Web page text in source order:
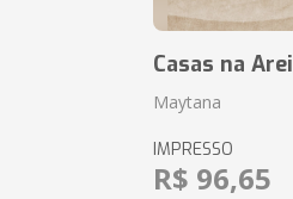
Casas na
Maytana
IMPRESSO
R$ 96,65